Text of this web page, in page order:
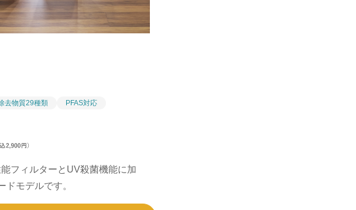
去物質29種類
PFAS対応
フィルターとUV殺菌機能に加
モデルです。